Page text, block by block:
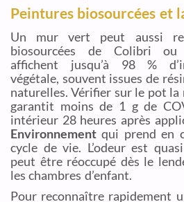
Peintures biosourcées et
Un mur vert peut aussi
biosourcées de Colibri ou
affichent jusqu’à 98 %
végétale, souvent issues de
naturelles. Vérifier sur le pot la
garantit moins de 1 g de
intérieur 28 heures après
Environnement qui prend en
cycle de vie. L’odeur est
peut être réoccupé dès le
les chambres d’enfant.
Pour reconnaître rapidement